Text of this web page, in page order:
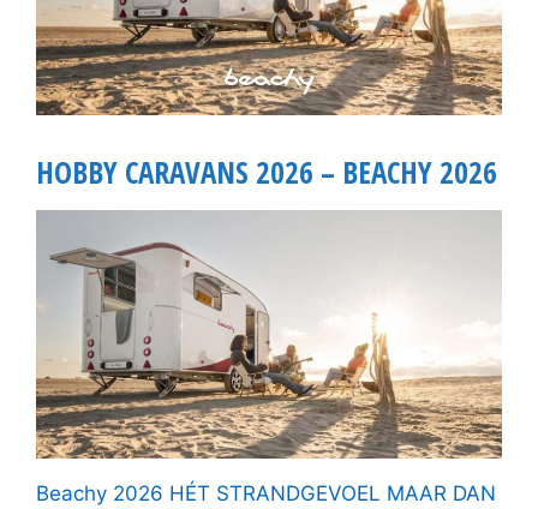
HOBBY CARAVANS 2026 – BEACHY 2026
Beachy 2026 HÉT STRANDGEVOEL MAAR DAN